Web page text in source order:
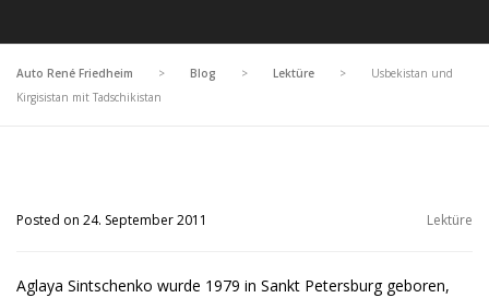
Auto René Friedheim > Blog > Lektüre >
Usbekistan und
Kirgisistan mit Tadschikistan
Posted on 24. September 2011 Lektüre
Aglaya Sintschenko wurde 1979 in Sankt Petersburg geboren,